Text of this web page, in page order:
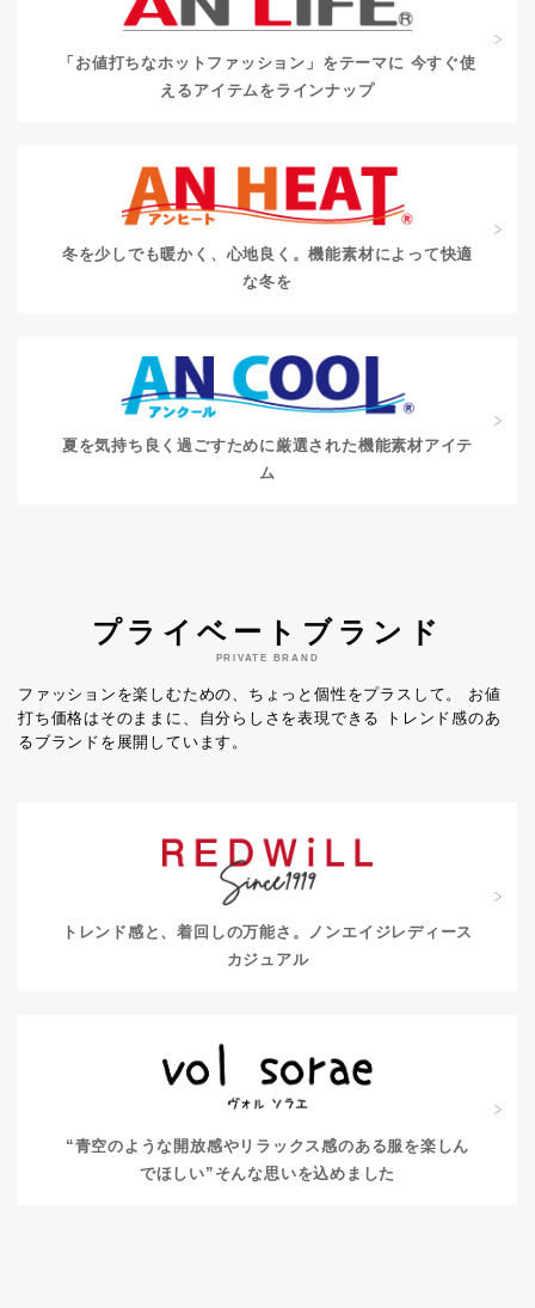
「お値打ちなホットファッション」をテーマに 今すぐ使
えるアイテムをラインナップ
冬を少しでも暖かく、心地良く。機能素材によって快適
な冬を
夏を気持ち良く過ごすために厳選された機能素材アイテ
ム
プライベートブランド
PRIVATE BRAND
ファッションを楽しむための、ちょっと個性をプラスして。
お値
打ち価格はそのままに、自分らしさを表現できる
トレンド感のあ
るブランドを展開しています。
トレンド感と、着回しの万能さ。
ノンエイジレディース
カジュアル
“青空のような開放感やリラックス感のある服を楽しん
でほしい” そんな思いを込めました